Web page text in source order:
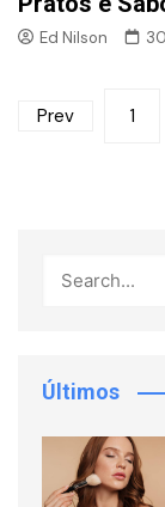
Ed Nilson
Prev 1
Últimos